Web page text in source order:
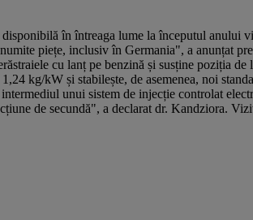
în întreaga lume la începutul anului
piețe, inclusiv în Germania", a anunțat
cu lanț pe benzină și susține poziția
kg/kW și stabilește, de asemenea, noi
unui sistem de injecție controlat
de secundă", a declarat dr. Kandziora.